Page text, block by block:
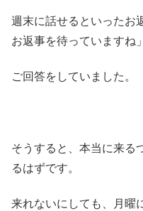
週末に話せるといったお
お返事を待っていますね
ご回答をしていました。
そうすると、本当に来る
るはずです。
来れないにしても、月曜